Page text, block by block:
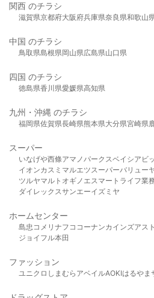
関西 のチラシ
滋賀県京都府大阪府兵庫県奈良県和歌山
中国 のチラシ
鳥取県島根県岡山県広島県山口県
四国 のチラシ
徳島県香川県愛媛県高知県
九州・沖縄 のチラシ
福岡県佐賀県長崎県熊本県大分県宮崎県
スーパー
いなげや西條アマノパークスベイシア ビ
イオンカスミ マルエツスーパーバリュー
ツルヤマルト オギノ エスマート ライフ業
ダイレックスサンエーイズミヤ
ホームセンター
島忠 コメリ ナフコ コーナンカインズアス
ジョイフル本田
ファッション
ユニクロ しまむら アベイルAOKIはるやま